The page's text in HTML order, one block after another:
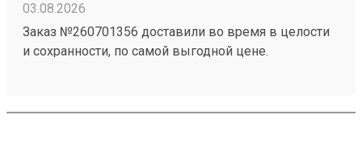
03.08.2026
Заказ №260701356 доставили во время в целости
и сохранности, по самой выгодной цене.